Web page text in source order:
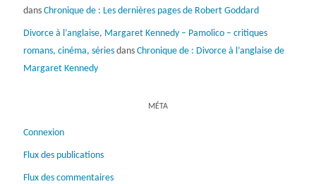
dans Chronique de : Les dernières pages de Robert Goddard
Divorce à l’anglaise, Margaret Kennedy – Pamolico – critiques
romans, cinéma, sériesdans Chronique de : Divorce à l’anglaise de
Margaret Kennedy
MÉTA
Connexion
Flux des publications
Flux des commentaires